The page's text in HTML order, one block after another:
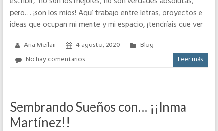
pero… ¡son los míos! Aquí trabajo entre letras, proyectos e
ideas que ocupan mi mente y mi espacio, ¡tendríais que ver
Ana Meilan 4 agosto, 2020
Blog
No hay comentarios
Leer más
Sembrando Sueños con… ¡¡Inma
Martínez!!